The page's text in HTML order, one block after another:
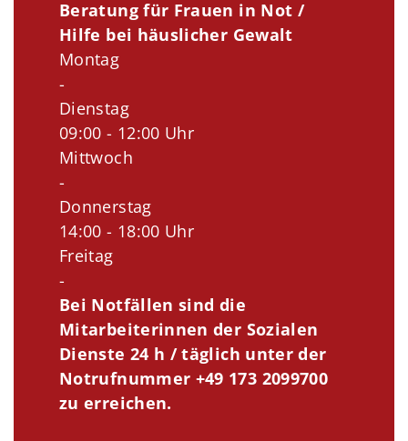
Beratung für Frauen in Not /
Hilfe bei häuslicher Gewalt
Montag
-
Dienstag
09:00 - 12:00 Uhr
Mittwoch
-
Donnerstag
14:00 - 18:00 Uhr
Freitag
-
Bei Notfällen sind die
Mitarbeiterinnen der Sozialen
Dienste 24 h / täglich unter der
Notrufnummer +49 173 2099700
zu erreichen.